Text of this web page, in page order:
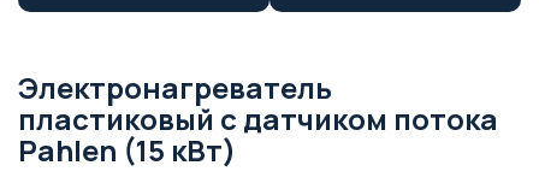
Электронагреватель
пластиковый с датчиком потока
Pahlen (15 кВт)